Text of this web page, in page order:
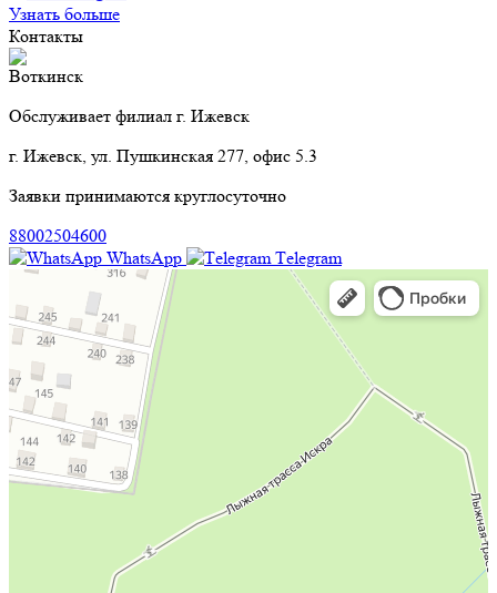
Узнать больше
Контакты
Воткинск
Обслуживает филиал г. Ижевск
г. Ижевск, ул. Пушкинская 277, офис 5.3
Заявки принимаются круглосуточно
88002504600
WhatsApp
Тelegram